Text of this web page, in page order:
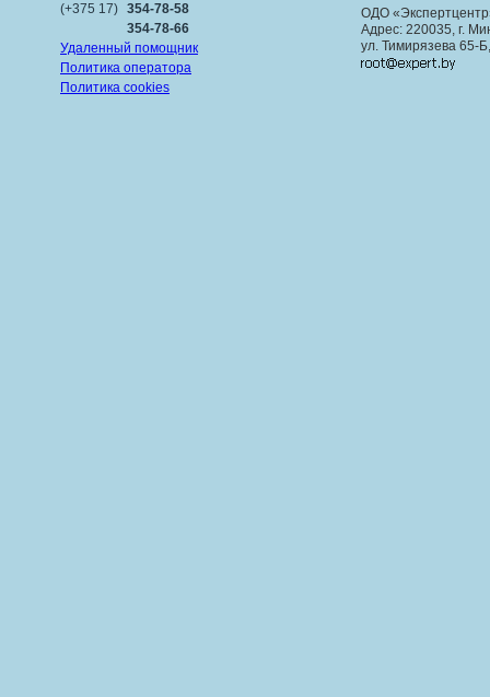
(+375 17) 354-78-58
354-78-66
Удаленный помощник
Политика оператора
Политика cookies
ОДО
Адрес: 220035, г.
ул. Тимирязева 65-